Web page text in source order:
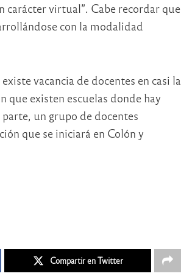
carácter virtual”. Cabe recordar que
con la modalidad
vacancia de docentes en casi la
que existen escuelas donde hay
un grupo de docentes
que se iniciará en Colón y
Compartir en Twitter